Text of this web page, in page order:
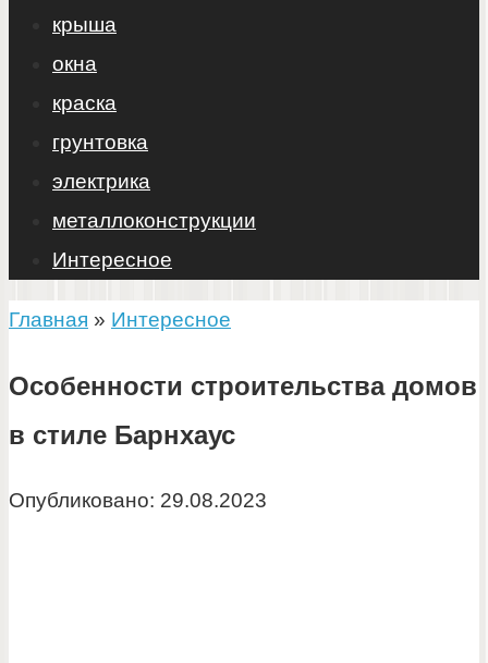
крыша
окна
краска
грунтовка
электрика
металлоконструкции
Интересное
Главная » Интересное
Особенности строительства домов
в стиле Барнхаус
Опубликовано: 29.08.2023